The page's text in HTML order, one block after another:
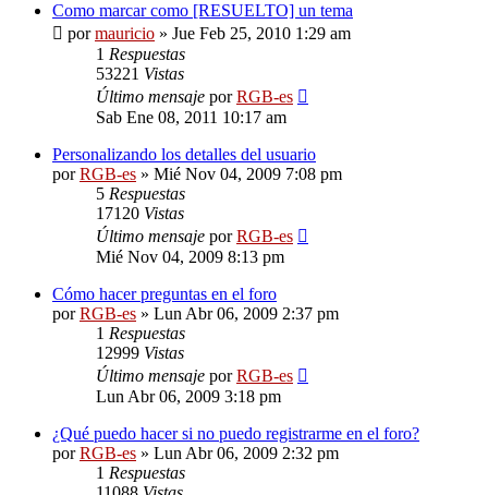
Como marcar como [RESUELTO] un tema
pormauricio » Jue Feb 25, 2010 1:29 am
1 Respuestas
53221 Vistas
Último mensaje porRGB-es
Sab Ene 08, 2011 10:17 am
Personalizando los detalles del usuario
porRGB-es » Mié Nov 04, 2009 7:08 pm
5 Respuestas
17120 Vistas
Último mensaje porRGB-es
Mié Nov 04, 2009 8:13 pm
Cómo hacer preguntas en el foro
porRGB-es » Lun Abr 06, 2009 2:37 pm
1 Respuestas
12999 Vistas
Último mensaje porRGB-es
Lun Abr 06, 2009 3:18 pm
¿Qué puedo hacer si no puedo registrarme en el foro?
porRGB-es » Lun Abr 06, 2009 2:32 pm
1 Respuestas